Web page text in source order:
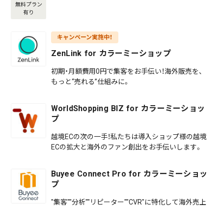
無料プラン
有り
キャンペーン実施中！
ZenLink for カラーミーショップ
初期・月額費用0円で集客をお手伝い！海外販売を、
もっと“売れる”仕組みに。
WorldShopping BIZ for カラーミーショッ
プ
越境ECの次の一手！私たちは導入ショップ様の越境
ECの拡大と海外のファン創出をお手伝いします。
Buyee Connect Pro for カラーミーショッ
プ
"集客""分析""リピーター""CVR"に特化して海外売上